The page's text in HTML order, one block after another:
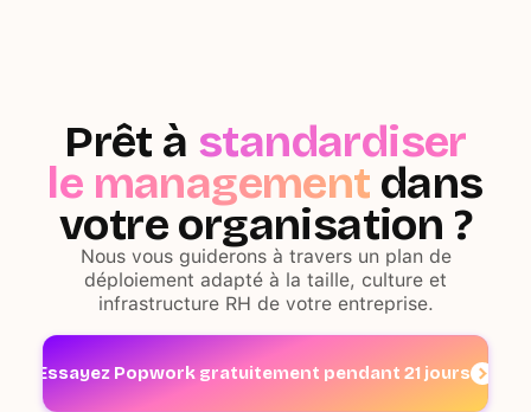
Prêt à standardiser
le management dans
votre organisation ?
Nous vous guiderons à travers un plan de
déploiement adapté à la taille, culture et
infrastructure RH de votre entreprise.
Essayez Popwork gratuitement pendant 21 jours